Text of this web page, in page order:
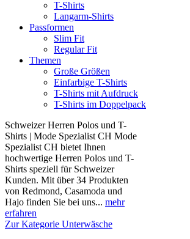
T-Shirts
Langarm-Shirts
Passformen
Slim Fit
Regular Fit
Themen
Große Größen
Einfarbige T-Shirts
T-Shirts mit Aufdruck
T-Shirts im Doppelpack
Schweizer Herren Polos und T-
Shirts | Mode Spezialist CH Mode
Spezialist CH bietet Ihnen
hochwertige Herren Polos und T-
Shirts speziell für Schweizer
Kunden. Mit über 34 Produkten
von Redmond, Casamoda und
Hajo finden Sie bei uns... mehr
erfahren
Zur Kategorie Unterwäsche